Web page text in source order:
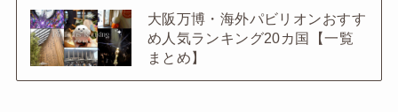
大阪万博・海外パビリオンおすす
め人気ランキング20カ国【一覧
まとめ】